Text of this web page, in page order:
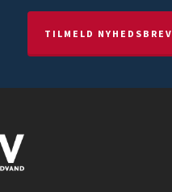
TILMELD NYHEDSBREV